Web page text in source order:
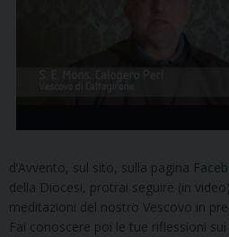
d’Avvento, sul sito, sulla pagina
della Diocesi, protrai seguire (in
meditazioni del nostro Vescovo in
Fai conoscere poi le tue riflessioni